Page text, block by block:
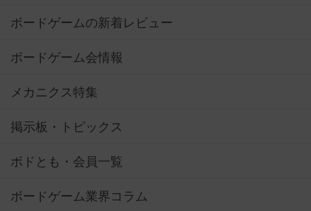
ボードゲームの新着レビュー
ボードゲーム会情報
メカニクス特集
掲示板・トピックス
ボドとも・会員一覧
ボードゲーム業界コラム